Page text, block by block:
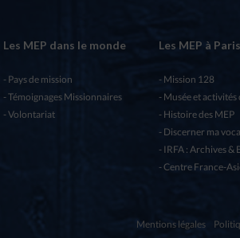
Les MEP dans le monde
Pays de mission
Témoignages Missionnaires
Volontariat
Les MEP à Paris
Mission 128
Musée et
Histoire des MEP
Discerner ma
IRFA : Archives &
Centre France-
Mentions légales